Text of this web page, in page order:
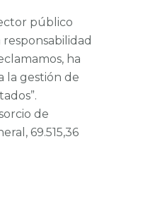
público
ha
la gestión de
de
69.515,36